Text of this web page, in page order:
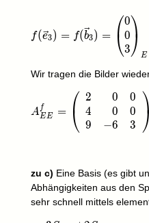
f(\vec e_3)=f(\vec
f(e3) = f(b3) = ⎝
⎛0
0
3⎠
⎞
E
Wir tragen die Bilder
AEE
f = ⎝
⎛ 2
4
9
0
0
−6
0
0
3 ⎠
⎞
zu c) Eine Basis (es gibt
Abhängigkeiten aus den
sehr schnell mittels